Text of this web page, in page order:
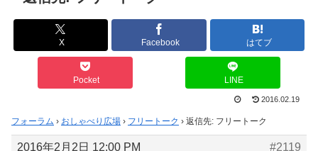
X Facebook はてブ
Pocket LINE
2016.02.19
フォーラム › おしゃべり広場 › フリートーク › 返信先: フリートーク
2016年2月2日 12:00 PM #2119